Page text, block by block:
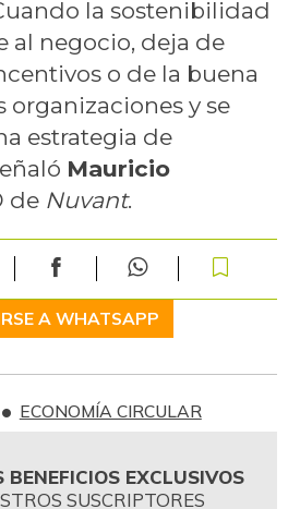
la sostenibilidad
al negocio, deja de
o de la buena
organizaciones y se
estrategia de
Mauricio
de Nuvant.
A WHATSAPP
ECONOMÍA CIRCULAR
BENEFICIOS EXCLUSIVOS
SUSCRIPTORES